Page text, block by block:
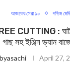
আজকের সেরা ১০ পশ্চিম
CUTTING :
সহ ইঞ্জিন ভ্যান
April 27,